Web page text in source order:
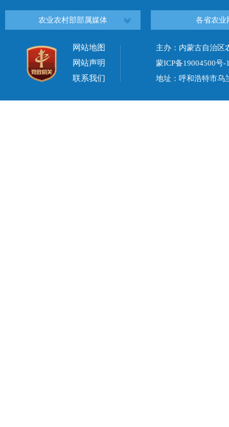
农业农村部部属媒体 各省农业
网站地图
网站声明
联系我们
主办：内蒙古自治
蒙ICP备19004500号-
地址：呼和浩特市